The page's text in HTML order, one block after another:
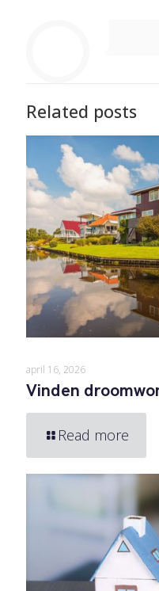
Related posts
april 16, 2026
Vinden
Read more